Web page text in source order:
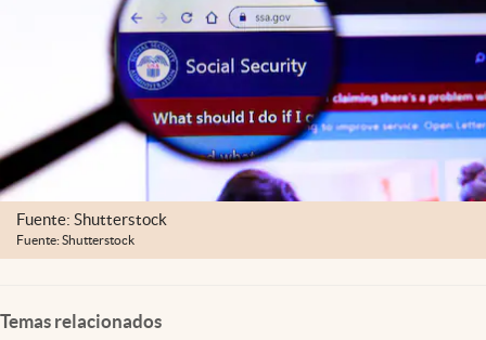
Fuente: Shutterstock
Fuente: Shutterstock
Temas relacionados